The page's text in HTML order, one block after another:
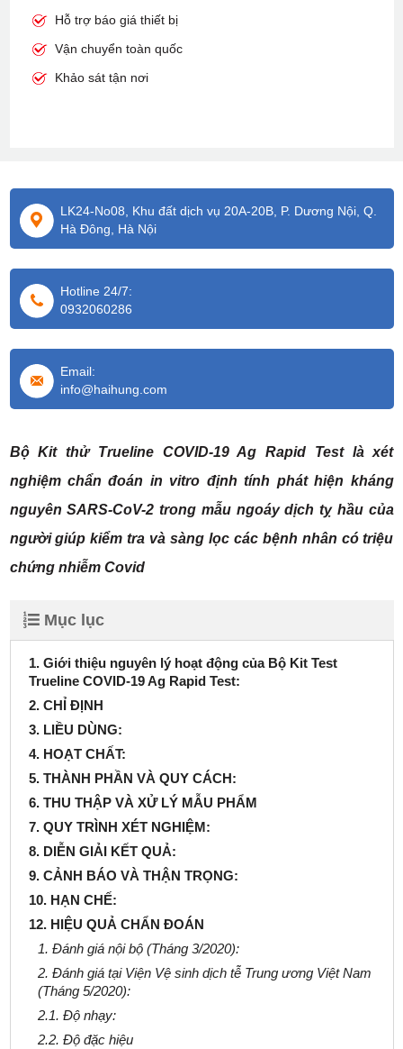
Hỗ trợ báo giá thiết bị
Vận chuyển toàn quốc
Khảo sát tận nơi
LK24-No08, Khu đất dịch vụ 20A-20B, P. Dương Nội, Q.
Hà Đông, Hà Nội
Hotline 24/7:
0932060286
Email:
info@haihung.com
Bộ Kit thử Trueline COVID-19 Ag Rapid Test là xét
nghiệm chẩn đoán in vitro định tính phát hiện kháng
nguyên SARS-CoV-2 trong mẫu ngoáy dịch tỵ hầu của
người giúp kiểm tra và sàng lọc các bệnh nhân có triệu
chứng nhiễm Covid
Mục lục
1. Giới thiệu nguyên lý hoạt động của Bộ Kit Test
Trueline COVID-19 Ag Rapid Test:
2. CHỈ ĐỊNH
3. LIỀU DÙNG:
4. HOẠT CHẤT:
5. THÀNH PHẦN VÀ QUY CÁCH:
6. THU THẬP VÀ XỬ LÝ MẪU PHẨM
7. QUY TRÌNH XÉT NGHIỆM:
8. DIỄN GIẢI KẾT QUẢ:
9. CẢNH BÁO VÀ THẬN TRỌNG:
10. HẠN CHẾ:
12. HIỆU QUẢ CHẨN ĐOÁN
1. Đánh giá nội bộ (Tháng 3/2020):
2. Đánh giá tại Viện Vệ sinh dịch tễ Trung ương Việt Nam
(Tháng 5/2020):
2.1. Độ nhạy:
2.2. Độ đặc hiệu